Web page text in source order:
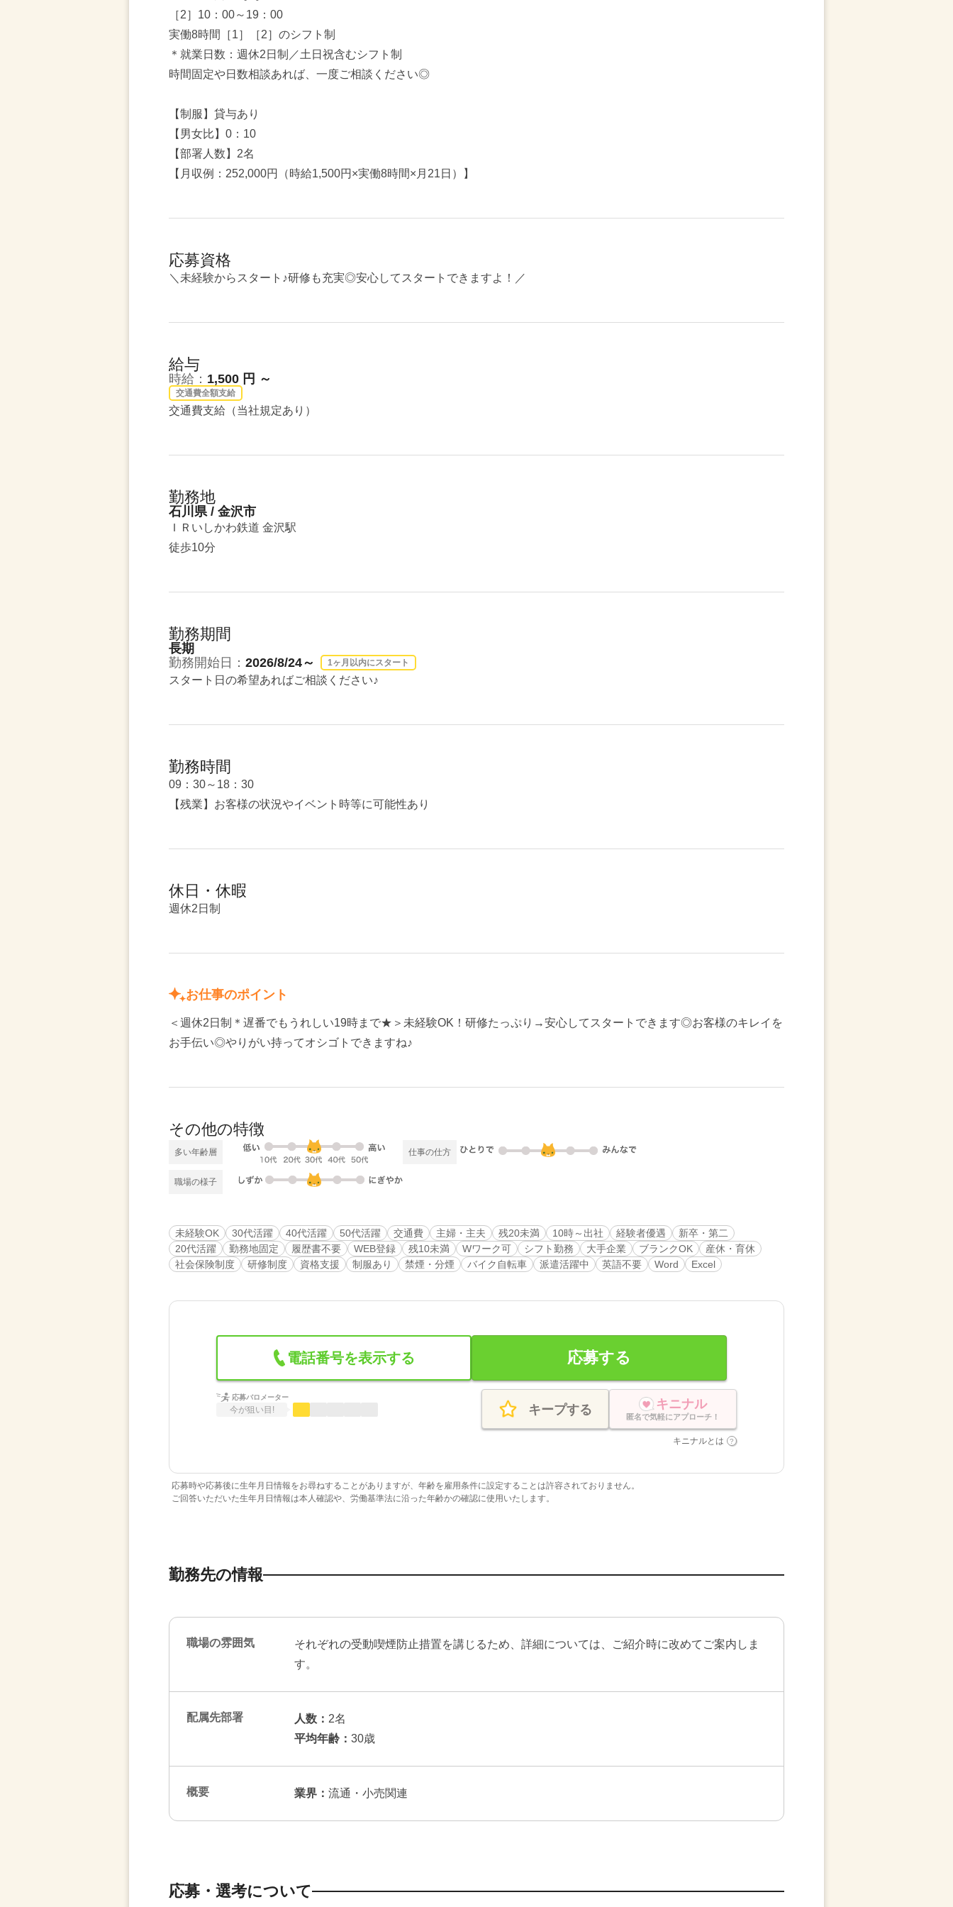
［2］10：00～19：00
実働8時間［1］［2］のシフト制
＊就業日数：週休2日制／土日祝含むシフト制
時間固定や日数相談あれば、一度ご相談ください◎
【制服】貸与あり
【男女比】0：10
【部署人数】2名
【月収例：252,000円（時給1,500円×実働8時間×月21日）】
応募資格
＼未経験からスタート♪研修も充実◎安心してスタートできますよ！／
給与
時給： 1,500 円 ～
交通費全額支給
交通費支給（当社規定あり）
勤務地
石川県 / 金沢市
ＩＲいしかわ鉄道 金沢駅
徒歩10分
勤務期間
長期
勤務開始日： 2026/8/24～ 1ヶ月以内にスタート
スタート日の希望あればご相談ください♪
勤務時間
09：30～18：30
【残業】お客様の状況やイベント時等に可能性あり
休日・休暇
週休2日制
お仕事のポイント
＜週休2日制＊遅番でもうれしい19時まで★＞未経験OK！研修たっぷり→安心してスタートできます◎お客様のキレイを
お手伝い◎やりがい持ってオシゴトできますね♪
その他の特徴
多い年齢層 仕事の仕方
職場の様子
未経験OK 30代活躍 40代活躍 50代活躍 交通費 主婦・主夫 残20未満 10時～出社 経験者優遇
新卒・第二
20代活躍
勤務地固定 履歴書不要 WEB登録 残10未満 Wワーク可 シフト勤務 大手企業 ブランクOK
産休・育休
社会保険制度
研修制度 資格支援 制服あり 禁煙・分煙 バイク自転車 派遣活躍中 英語不要 Word Excel
電話番号を表示する 応募する
応募バロメーター
今が狙い目! キープする キニナル
匿名で気軽にアプローチ！
キニナルとは
応募時や応募後に生年月日情報をお尋ねすることがありますが、年齢を雇用条件に設定することは許容されておりません。
ご回答いただいた生年月日情報は本人確認や、労働基準法に沿った年齢かの確認に使用いたします。
勤務先の情報
職場の雰囲気
それぞれの受動喫煙防止措置を講じるため、詳細については、ご紹介時に改めてご案内しま
す。
配属先部署 人数： 2名
平均年齢： 30歳
概要 業界： 流通・小売関連
応募・選考について